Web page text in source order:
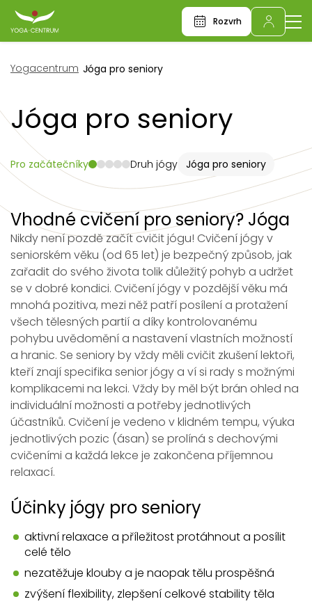
Rozvrh
Yogacentrum Jóga pro seniory
Jóga pro seniory
Pro začátečníky Druh jógy Jóga pro seniory
Vhodné cvičení pro seniory? Jóga
Nikdy není pozdě začít cvičit jógu! Cvičení jógy v
seniorském věku (od 65 let) je bezpečný způsob, jak
zařadit do svého života tolik důležitý pohyb a udržet
se v dobré kondici. Cvičení jógy v pozdější věku má
mnohá pozitiva, mezi něž patří posílení a protažení
všech tělesných partií a díky kontrolovanému
pohybu uvědomění a nastavení vlastních možností
a hranic. Se seniory by vždy měli cvičit zkušení lektoři,
kteří znají specifika senior jógy a ví si rady s možnými
komplikacemi na lekci. Vždy by měl být brán ohled na
individuální možnosti a potřeby jednotlivých
účastníků. Cvičení je vedeno v klidném tempu, výuka
jednotlivých pozic (ásan) se prolíná s dechovými
cvičeními a každá lekce je zakončena příjemnou
relaxací.
Účinky jógy pro seniory
aktivní relaxace a příležitost protáhnout a posílit
celé tělo
nezatěžuje klouby a je naopak tělu prospěšná
zvýšení flexibility, zlepšení celkové stability těla